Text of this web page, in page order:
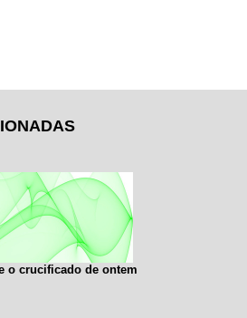
o crucificado de ontem